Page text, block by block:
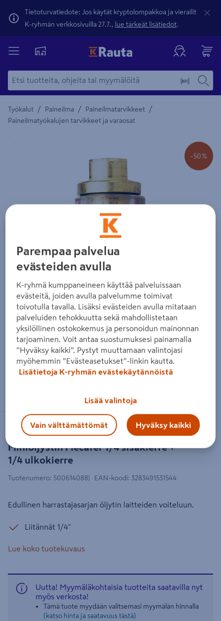
Tietoturvatiedote: Jos käytät kryptolompakkoa ja vierailit
K-ryhmän verkkosivuilla 27.7., lue tärkeät lisätiedot.
Työkalut / Paineilma / Paineilmatarvikkeet /
Paineilmatyökalujen tarvikkeet ja varaosat
Yksityiskohtainen kuvaus löytyy Tuotteen kuvaus -
-50%
Miniöljystin Mecafer 1/4 sisäkierre +
1/4 ulkokierre
MECAFER
Tuotenumero: 500614088 EAN-koodi: 3283491531544
Edullinen harrastajasarjan öljytin laitteiden voiteluun.
Liitännät 1/4"
Lue koko tuotekuvaus
Uutta! Myymäläkohtaisia tuotteita saatavilla nyt
myös verkosta!
Tämä tuote myydään valitsemasi myymälän hinnalla
(katso hinta ja saatavuus tästä)
Parempaa palvelua
evästeiden avulla
K-ryhmä kumppaneineen käyttää palveluissaan
evästeitä, joiden avulla palvelumme toimivat
toivotulla tavalla. Lisäksi evästeiden avulla mitataan
palveluiden tehokkuutta sekä mahdollistetaan
yksilöllinen ostokokemus ja personoidun mainonnan
tarjoaminen. Voit antaa suostumuksesi painamalla
”Hyväksy kaikki”. Pystyt muuttamaan valintojasi
myöhemmin ”Evästeasetukset”-linkin kautta.
Lisätietoja K-ryhmän evästekäytännöistä
Lisää valintoja
Vain välttämättömät Hyväksy kaikki